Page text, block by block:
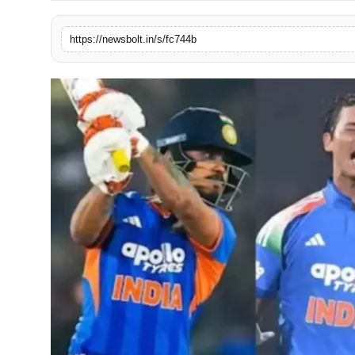
संपर्क करें
https://newsbolt.in/s/fc744b